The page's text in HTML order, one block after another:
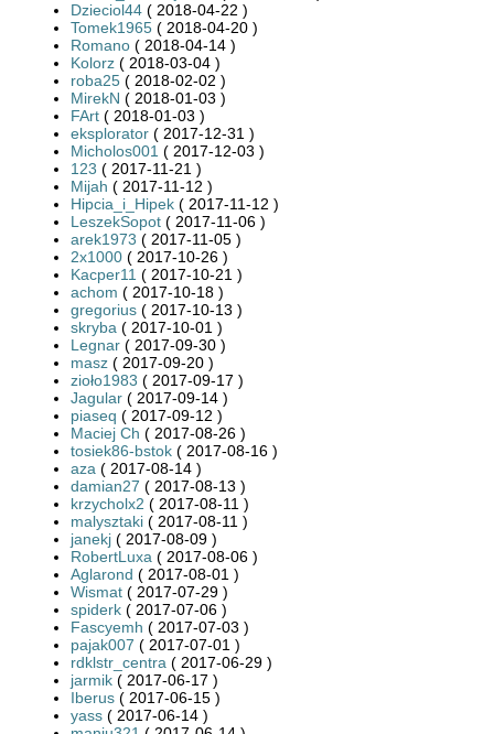
Dzieciol44 ( 2018-04-22 )
Tomek1965 ( 2018-04-20 )
Romano ( 2018-04-14 )
Kolorz ( 2018-03-04 )
roba25 ( 2018-02-02 )
MirekN ( 2018-01-03 )
FArt ( 2018-01-03 )
eksplorator ( 2017-12-31 )
Micholos001 ( 2017-12-03 )
123 ( 2017-11-21 )
Mijah ( 2017-11-12 )
Hipcia_i_Hipek ( 2017-11-12 )
LeszekSopot ( 2017-11-06 )
arek1973 ( 2017-11-05 )
2x1000 ( 2017-10-26 )
Kacper11 ( 2017-10-21 )
achom ( 2017-10-18 )
gregorius ( 2017-10-13 )
skryba ( 2017-10-01 )
Legnar ( 2017-09-30 )
masz ( 2017-09-20 )
zioło1983 ( 2017-09-17 )
Jagular ( 2017-09-14 )
piaseq ( 2017-09-12 )
Maciej Ch ( 2017-08-26 )
tosiek86-bstok ( 2017-08-16 )
aza ( 2017-08-14 )
damian27 ( 2017-08-13 )
krzycholx2 ( 2017-08-11 )
malysztaki ( 2017-08-11 )
janekj ( 2017-08-09 )
RobertLuxa ( 2017-08-06 )
Aglarond ( 2017-08-01 )
Wismat ( 2017-07-29 )
spiderk ( 2017-07-06 )
Fascyemh ( 2017-07-03 )
pajak007 ( 2017-07-01 )
rdklstr_centra ( 2017-06-29 )
jarmik ( 2017-06-17 )
Iberus ( 2017-06-15 )
yass ( 2017-06-14 )